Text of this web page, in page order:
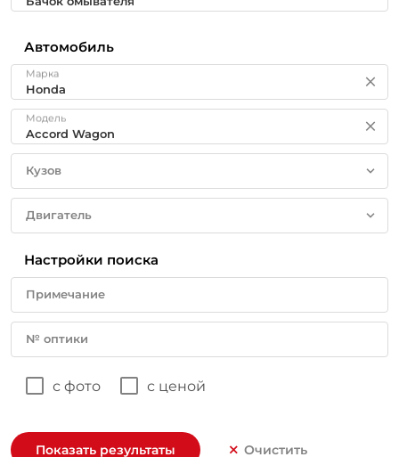
Автомобиль
Марка
Модель
Кузов
Двигатель
Настройки поиска
Примечание
№ оптики
с фото с ценой
Показать результаты Очистить